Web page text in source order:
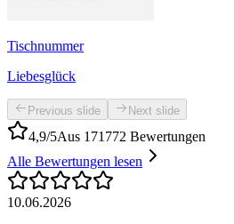
Tischnummer
Liebesglück
Previous slide Next slide
4,9/5Aus 171772 Bewertungen
Alle Bewertungen lesen
10.06.2026